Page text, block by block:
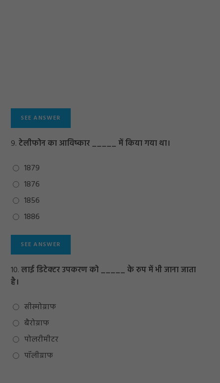
9.टेलीफोन का आविष्कार _____ में किया गया था।
1879
1876
1856
1886
10.लाई डिटेक्टर उपकरण को _____ के रुप में भी जाना जाता
है।
सीस्मोग्राफ
बैरोग्राफ
पोलरीमीटर
पॉलीग्राफ